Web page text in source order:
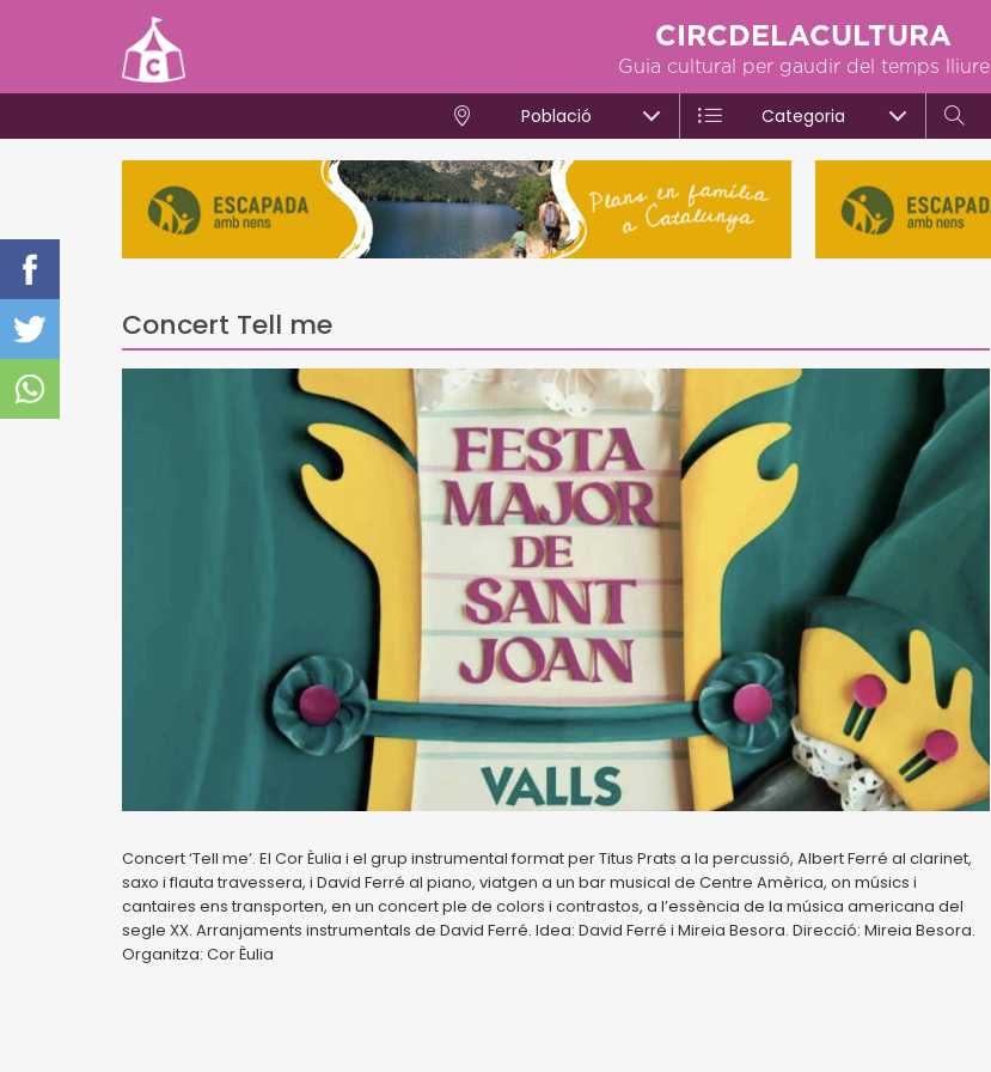
CIRCDELACULTURA
Guia cultural per gaudir del temps lliure
Població Categoria
Concert Tell me
Concert ‘Tell me’. El Cor Èulia i el grup instrumental format per Titus Prats a la percussió, Albert Ferré al clarinet,
saxo i flauta travessera, i David Ferré al piano, viatgen a un bar musical de Centre Amèrica, on músics i
cantaires ens transporten, en un concert ple de colors i contrastos, a l’essència de la música americana del
segle XX. Arranjaments instrumentals de David Ferré. Idea: David Ferré i Mireia Besora. Direcció: Mireia Besora.
Organitza: Cor Èulia